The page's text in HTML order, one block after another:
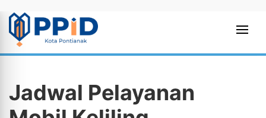
Jadwal Pelayanan
Mobil Keliling